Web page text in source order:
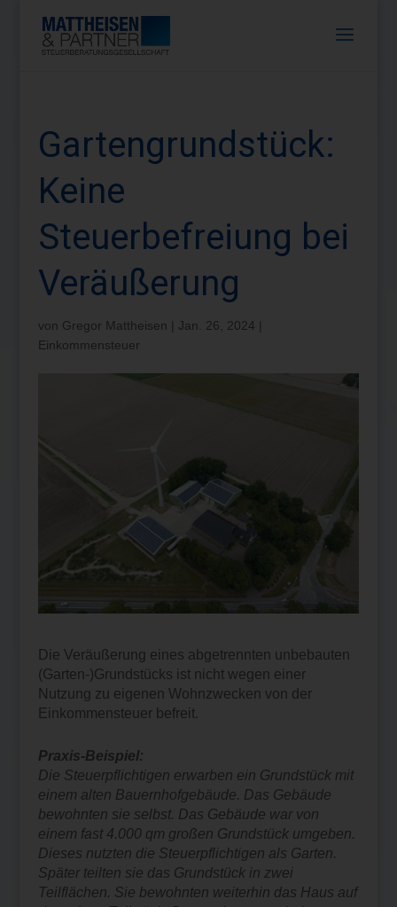
Gartengrundstück:
Keine
Steuerbefreiung bei
Veräußerung
von Gregor Mattheisen Jan. 26, 2024
Einkommensteuer
Die Veräußerung eines abgetrennten unbebauten
(Garten-)Grundstücks ist nicht wegen einer
Nutzung zu eigenen Wohnzwecken von der
Einkommensteuer befreit.
Praxis-Beispiel:
Die Steuerpflichtigen erwarben ein Grundstück mit
einem alten Bauernhofgebäude. Das Gebäude
bewohnten sie selbst. Das Gebäude war von
einem fast 4.000 qm großen Grundstück umgeben.
Dieses nutzten die Steuerpflichtigen als Garten.
Später teilten sie das Grundstück in zwei
Teilflächen. Sie bewohnten weiterhin das Haus auf